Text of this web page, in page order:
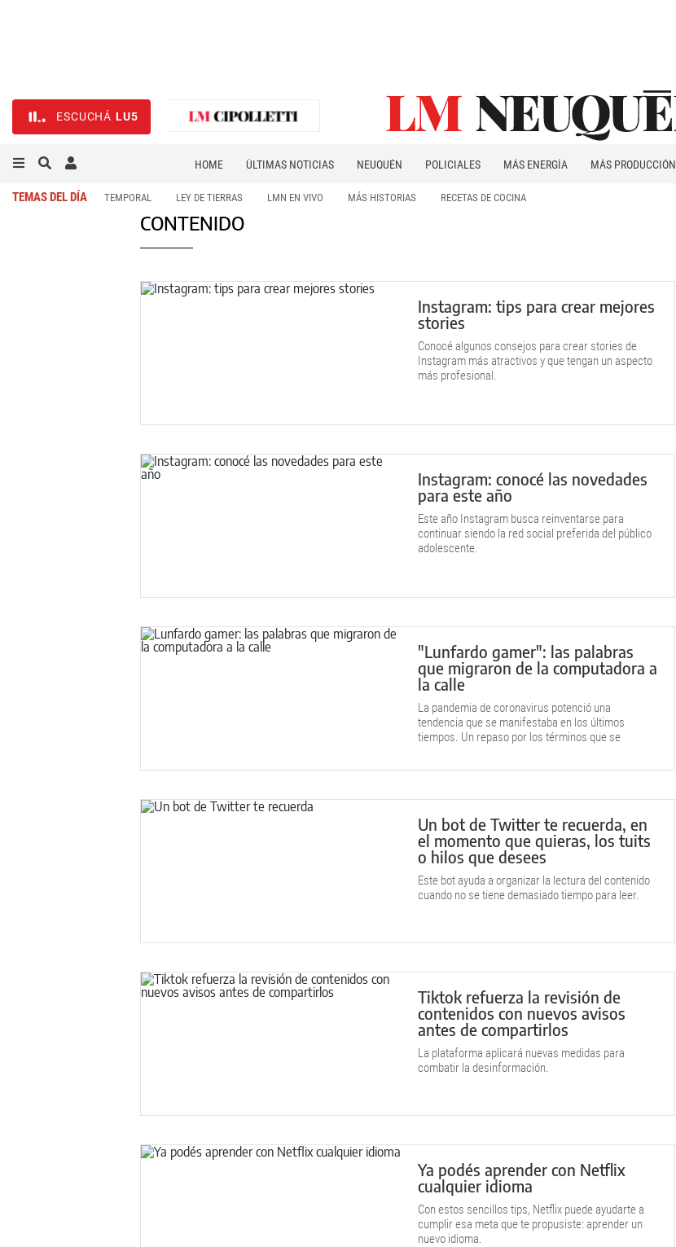
ESCUCHÁ LU5
HOME ÚLTIMAS NOTICIAS NEUQUÉN POLICIALES MÁS ENERGÍA MÁS PRODUCCIÓN
TEMAS DEL DÍA TEMPORAL LEY DE TIERRAS LMN EN VIVO MÁS HISTORIAS RECETAS DE COCINA
CONTENIDO
Instagram: tips para crear mejores
stories
Conocé algunos consejos para crear stories de
Instagram más atractivos y que tengan un aspecto
más profesional.
Instagram: conocé las novedades
para este año
Este año Instagram busca reinventarse para
continuar siendo la red social preferida del público
adolescente.
"Lunfardo gamer": las palabras
que migraron de la computadora a
la calle
La pandemia de coronavirus potenció una
tendencia que se manifestaba en los últimos
tiempos. Un repaso por los términos que se
Un bot de Twitter te recuerda, en
el momento que quieras, los tuits
o hilos que desees
Este bot ayuda a organizar la lectura del contenido
cuando no se tiene demasiado tiempo para leer.
Tiktok refuerza la revisión de
contenidos con nuevos avisos
antes de compartirlos
La plataforma aplicará nuevas medidas para
combatir la desinformación.
Ya podés aprender con Netflix
cualquier idioma
Con estos sencillos tips, Netflix puede ayudarte a
cumplir esa meta que te propusiste: aprender un
nuevo idioma.